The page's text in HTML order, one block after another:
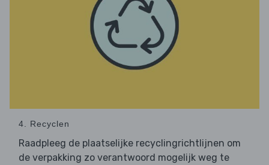
4. Recyclen
Raadpleeg de plaatselijke recyclingrichtlijnen om
de verpakking zo verantwoord mogelijk weg te